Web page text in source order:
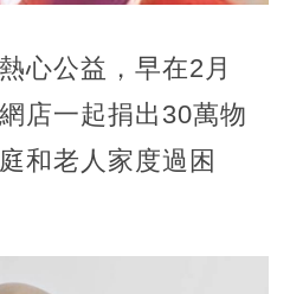
心公益，早在2月
店一起捐出30萬物
和老人家度過困